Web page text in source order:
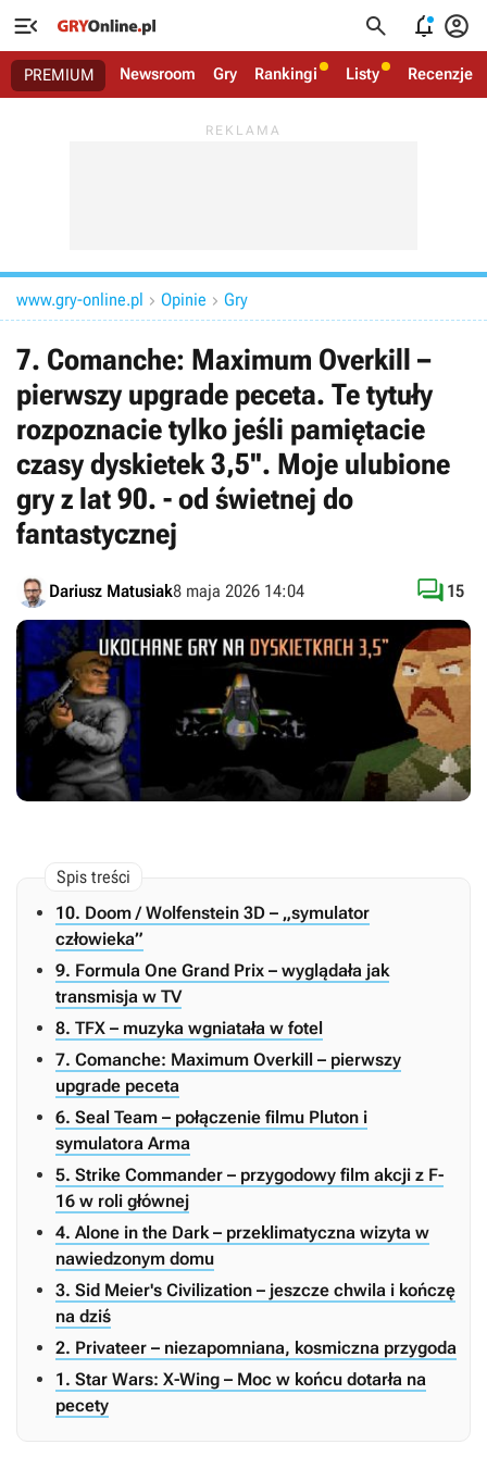
   
PREMIUM Newsroom Gry Rankingi Listy Recenzje
www.gry-online.pl  Opinie  Gry
7. Comanche: Maximum Overkill –
pierwszy upgrade peceta. Te tytuły
rozpoznacie tylko jeśli pamiętacie
czasy dyskietek 3,5''. Moje ulubione
gry z lat 90. - od świetnej do
fantastycznej
Dariusz Matusiak8 maja 2026 14:04  15
10. Doom / Wolfenstein 3D – „symulator
człowieka”
9. Formula One Grand Prix – wyglądała jak
transmisja w TV
8. TFX – muzyka wgniatała w fotel
7. Comanche: Maximum Overkill – pierwszy
upgrade peceta
6. Seal Team – połączenie filmu Pluton i
symulatora Arma
5. Strike Commander – przygodowy film akcji z F-
16 w roli głównej
4. Alone in the Dark – przeklimatyczna wizyta w
nawiedzonym domu
3. Sid Meier's Civilization – jeszcze chwila i kończę
na dziś
2. Privateer – niezapomniana, kosmiczna przygoda
1. Star Wars: X-Wing – Moc w końcu dotarła na
pecety